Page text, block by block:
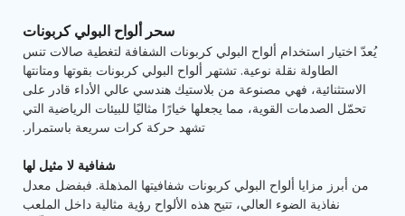
سحر ألواح البولي كربونات
يُعدّ اختيار استخدام ألواح البولي كربونات الشفافة لتغطية صالات تنس
الطاولة نقلة نوعية. تشتهر ألواح البولي كربونات بقوتها ومتانتها
الاستثنائية، فهي مصنوعة من بلاستيك هندسي عالي الأداء قادر على
تحمّل الصدمات القوية، مما يجعلها خيارًا مثاليًا للبيئات الرياضية التي
تشهد حركة كرات سريعة باستمرار.
شفافية لا مثيل لها
من أبرز مزايا ألواح البولي كربونات شفافيتها المذهلة. فبفضل معدل
نفاذية الضوء العالي، تتيح هذه الألواح رؤية مثالية داخل الملعب